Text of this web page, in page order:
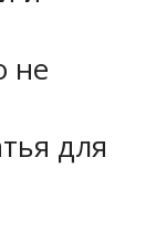
не
для